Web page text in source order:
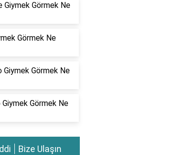
Giymek Görmek Ne
Görmek Ne
Giymek Görmek Ne
Görmek Ne
Bize Ulaşın